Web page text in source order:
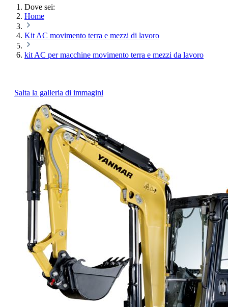
Dove sei:
Home
Kit AC movimento terra e mezzi di lavoro
kit AC per macchine movimento terra e mezzi da lavoro
Salta la galleria di immagini